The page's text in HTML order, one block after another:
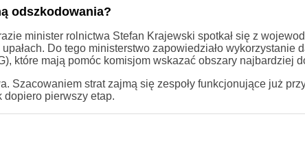
odszkodowania?
minister rolnictwa Stefan Krajewski spotkał się z
Do tego ministerstwo zapowiedziało wykorzystanie
które mają pomóc komisjom wskazać obszary najbardziej
Szacowaniem strat zajmą się zespoły funkcjonujące już
dopiero pierwszy etap.